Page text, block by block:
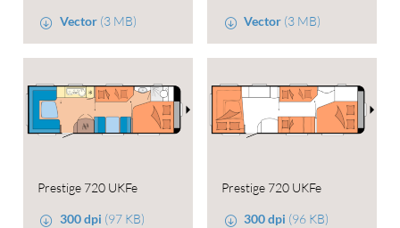
Vector (3 MB) Vector (3 MB)
Prestige 720 UKFe
300 dpi (97 KB)
Prestige 720 UKFe
300 dpi (96 KB)